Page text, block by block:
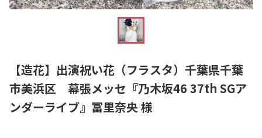
【造花】出演祝い花（フラスタ）千葉県千葉
市美浜区 幕張メッセ『乃木坂46 37th SGア
ンダーライブ』冨里奈央 様